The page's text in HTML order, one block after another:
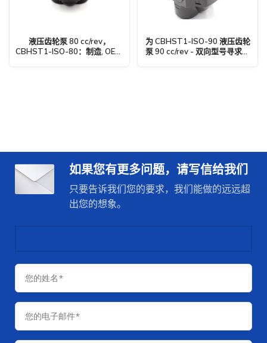
液压齿轮泵 80 cc/rev，
CBHST1-ISO-80：制造, OEM,
为 CBHST1-ISO-90 液压齿轮
泵 90 cc/rev - 双向型号寻求全
如果您有更多问题，请写信给我们
只要告诉我们您的要求，我们能做的远远超
出您的想象。